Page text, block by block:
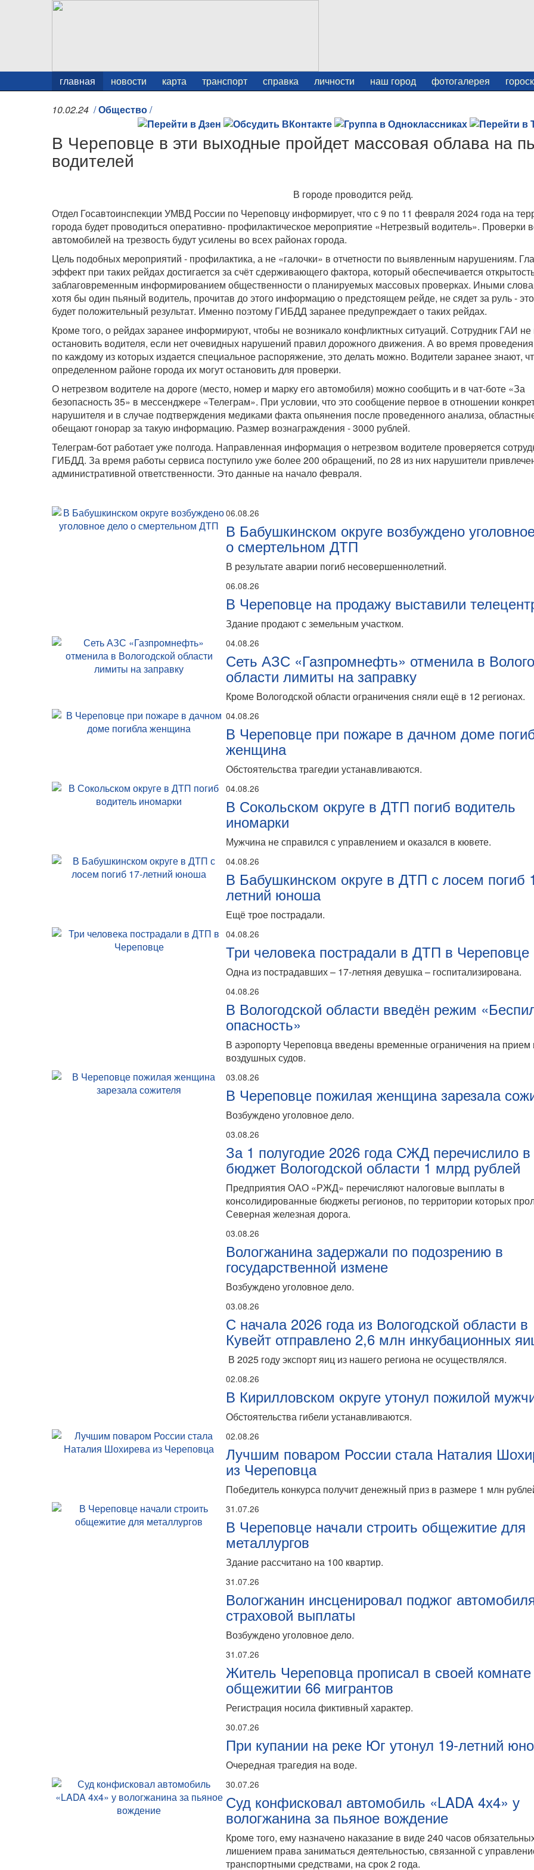
главная новости карта транспорт справка личности наш город фотогалерея
10.02.24 /Общество/
В Череповце в эти выходные пройдет массовая облава на
водителей
В городе проводится рейд.
Отдел Госавтоинспекции УМВД России по Череповцу информирует, что с 9 по 11 февраля 2024 года на
города будет проводиться оперативно- профилактическое мероприятие «Нетрезвый водитель». Проверки
автомобилей на трезвость будут усилены во всех районах города.
Цель подобных мероприятий - профилактика, а не «галочки» в отчетности по выявленным нарушениям.
эффект при таких рейдах достигается за счёт сдерживающего фактора, который обеспечивается
заблаговременным информированием общественности о планируемых массовых проверках. Иными
хотя бы один пьяный водитель, прочитав до этого информацию о предстоящем рейде, не сядет за руль -
будет положительный результат. Именно поэтому ГИБДД заранее предупреждает о таких рейдах.
Кроме того, о рейдах заранее информируют, чтобы не возникало конфликтных ситуаций. Сотрудник ГАИ
остановить водителя, если нет очевидных нарушений правил дорожного движения. А во время
по каждому из которых издается специальное распоряжение, это делать можно. Водители заранее знают,
определенном районе города их могут остановить для проверки.
О нетрезвом водителе на дороге (место, номер и марку его автомобиля) можно сообщить и в чат-боте «За
безопасность 35» в мессенджере «Телеграм». При условии, что это сообщение первое в отношении
нарушителя и в случае подтверждения медиками факта опьянения после проведенного анализа,
обещают гонорар за такую информацию. Размер вознаграждения - 3000 рублей.
Телеграм-бот работает уже полгода. Направленная информация о нетрезвом водителе проверяется
ГИБДД. За время работы сервиса поступило уже более 200 обращений, по 28 из них нарушители
административной ответственности. Это данные на начало февраля.
06.08.26
В Бабушкинском округе возбуждено
о смертельном ДТП
В результате аварии погиб несовершеннолетний.
06.08.26
В Череповце на продажу выставили
Здание продают с земельным участком.
04.08.26
Сеть АЗС «Газпромнефть» отменила в
области лимиты на заправку
Кроме Вологодской области ограничения сняли ещё в 12 регионах.
04.08.26
В Череповце при пожаре в дачном доме
женщина
Обстоятельства трагедии устанавливаются.
04.08.26
В Сокольском округе в ДТП погиб водитель
иномарки
Мужчина не справился с управлением и оказался в кювете.
04.08.26
В Бабушкинском округе в ДТП с лосем погиб
летний юноша
Ещё трое пострадали.
04.08.26
Три человека пострадали в ДТП в Череповце
Одна из пострадавших – 17-летняя девушка – госпитализирована.
04.08.26
В Вологодской области введён режим
опасность»
В аэропорту Череповца введены временные ограничения на прием
воздушных судов.
03.08.26
В Череповце пожилая женщина зарезала
Возбуждено уголовное дело.
03.08.26
За 1 полугодие 2026 года СЖД перечислило в
бюджет Вологодской области 1 млрд рублей
Предприятия ОАО «РЖД» перечисляют налоговые выплаты в
консолидированные бюджеты регионов, по территории которых
Северная железная дорога.
03.08.26
Вологжанина задержали по подозрению в
государственной измене
Возбуждено уголовное дело.
03.08.26
С начала 2026 года из Вологодской области в
Кувейт отправлено 2,6 млн инкубационных
В 2025 году экспорт яиц из нашего региона не осуществлялся.
02.08.26
В Кирилловском округе утонул пожилой
Обстоятельства гибели устанавливаются.
02.08.26
Лучшим поваром России стала Наталия
из Череповца
Победитель конкурса получит денежный приз в размере 1 млн
31.07.26
В Череповце начали строить общежитие для
металлургов
Здание рассчитано на 100 квартир.
31.07.26
Вологжанин инсценировал поджог
страховой выплаты
Возбуждено уголовное дело.
31.07.26
Житель Череповца прописал в своей
общежитии 66 мигрантов
Регистрация носила фиктивный характер.
30.07.26
При купании на реке Юг утонул 19-летний
Очередная трагедия на воде.
30.07.26
Суд конфисковал автомобиль «LADA 4х4» у
вологжанина за пьяное вождение
Кроме того, ему назначено наказание в виде 240 часов
лишением права заниматься деятельностью, связанной с
транспортными средствами, на срок 2 года.